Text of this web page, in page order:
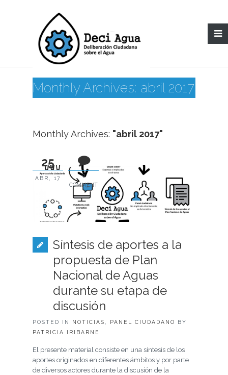
Monthly Archives: abril 2017
Monthly Archives: "abril 2017"
Síntesis de aportes a la
propuesta de Plan
Nacional de Aguas
durante su etapa de
discusión
POSTED IN NOTICIAS PANEL CIUDADANO
BY
PATRICIA IRIBARNE
El presente material consiste en una síntesis de los
aportes originados en diferentes ámbitos y por parte
de diversos actores durante la discusión de la
25
ABR, 17
0
COMMENT